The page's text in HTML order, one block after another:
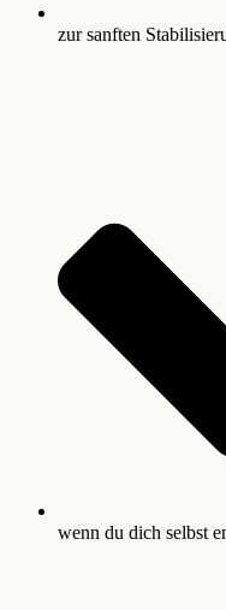
zur sanften
wenn du dich selbst